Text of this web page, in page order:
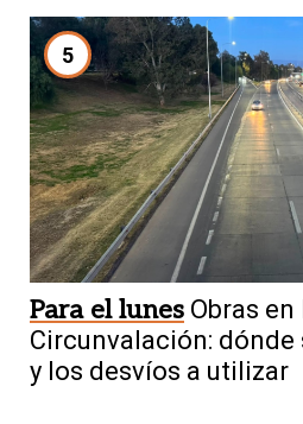
5
Para el lunes Obras en
Circunvalación:
y los desvíos a utilizar